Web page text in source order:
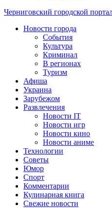
Черниговский городской
Новости города
События
Культура
Криминал
В регионах
Туризм
Афиша
Украина
Зарубежом
Развлечения
Новости IT
Новости игр
Новости кино
Новости аниме
Технологии
Советы
Юмор
Спорт
Комментарии
Кулинарная книга
Свежие новости